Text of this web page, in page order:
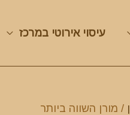
עיסוי אירוטי במרכז
/ מורן השווה ביותר